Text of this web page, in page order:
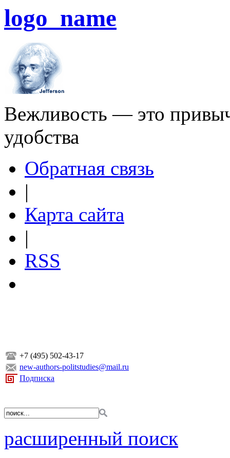
logo_name
Вежливость — это
удобства
Обратная связь
|
Карта сайта
|
RSS
+7 (495) 502-43-17
new-authors-politstudies@mail.ru
Подписка
расширенный поиск